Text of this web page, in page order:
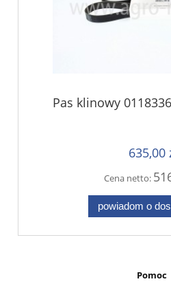
Pas klinowy
635,00
Cena netto:
powiadom o
Pomoc